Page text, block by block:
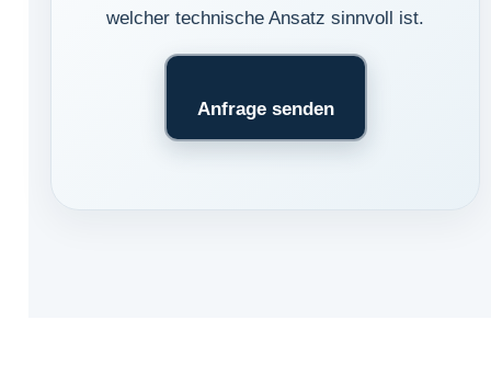
welcher technische Ansatz sinnvoll ist.
Anfrage senden